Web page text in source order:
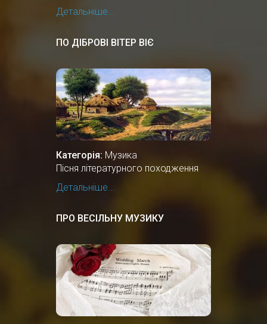
Детальніше...
ПО ДІБРОВІ ВІТЕР ВІЄ
Категорія: Музика
Пісня літературного походження
Детальніше...
ПРО ВЕСІЛЬНУ МУЗИКУ